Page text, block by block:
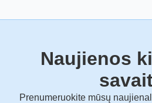
Naujienos
Prenumeruokite mūsų